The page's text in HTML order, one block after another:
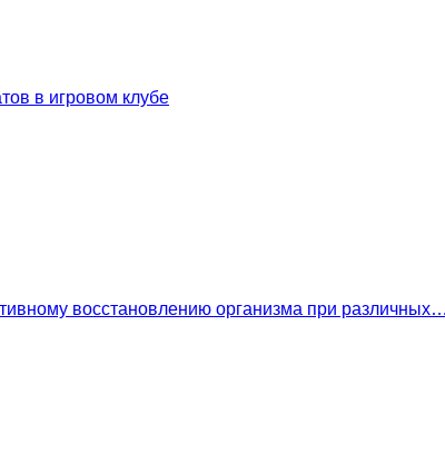
в игровом клубе
восстановлению организма при